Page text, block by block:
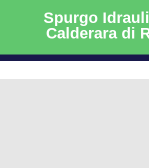
Spurgo
Calderara di